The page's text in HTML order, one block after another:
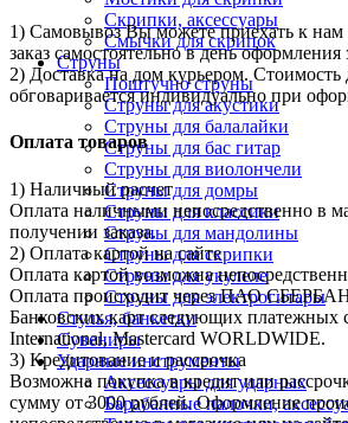
Скрипки, аксессуары
Смычки для скрипок
Струны
Поштучно струны
Струны для акустики
Струны для балалайки
Струны для бас гитар
Струны для виолончели
Струны для домры
Струны для классики
Струны для мандолины
Струны для скрипки
Струны для укулеле
Струны для электрогитары
Стулья, банкетки
Сувениры
Ударные инструменты
Аксессуары для ударных
Барабанные палочки,
1) Самовывоз Вы можете приехать к нам
заказ самостоятельно в день оформления
2) Доставка на дом курьером. Стоимость
обговаривается индивидуально при
Оплата товаров
1) Наличный расчет
Оплата наличными непосредственно в
получении заказа.
2) Оплата картой на сайте
Оплата картой возможна
Оплата происходит через ПАО
Банковских карт следующих
International, Mastercard WORLDWIDE.
3) Кредитование и рассрочка
Возможна покупка в кредит или
сумму от 3000 рублей. Оформление